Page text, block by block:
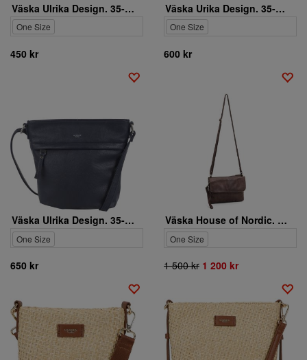
Väska Ulrika Design. 35-3422-9
One Size
450 kr
Väska Urika Design. 35-2227-5
One Size
600 kr
Väska Ulrika Design. 35-2238-3
One Size
650 kr
Väska House of Nordic. 3030138
One Size
1 500 kr 1 200 kr